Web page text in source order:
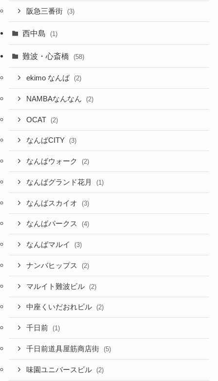
阪急三番街 (3)
西中島 (1)
難波・心斎橋 (58)
ekimo なんば (2)
NAMBAなんなん (2)
OCAT (2)
なんばCITY (3)
なんばウォーク (2)
なんばグランド花月 (1)
なんばスカイオ (3)
なんばパークス (4)
なんばマルイ (3)
ナンバヒップス (2)
マルイト難波ビル (2)
中座くいだおれビル (2)
千日前 (1)
千日前道具屋筋商店街 (5)
味園ユニバースビル (2)